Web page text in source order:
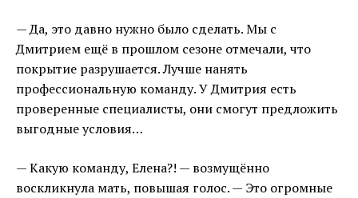
— Да, это давно нужно было сделать. Мы с
Дмитрием ещё в прошлом сезоне отмечали, что
покрытие разрушается. Лучше нанять
профессиональную команду. У Дмитрия есть
проверенные специалисты, они смогут предложить
выгодные условия…
— Какую команду, Елена?! — возмущённо
воскликнула мать, повышая голос. — Это огромные